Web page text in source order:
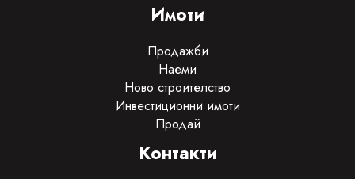
Имоти
Продажби
Наеми
Ново строителство
Инвестиционни имоти
Продай
Контакти